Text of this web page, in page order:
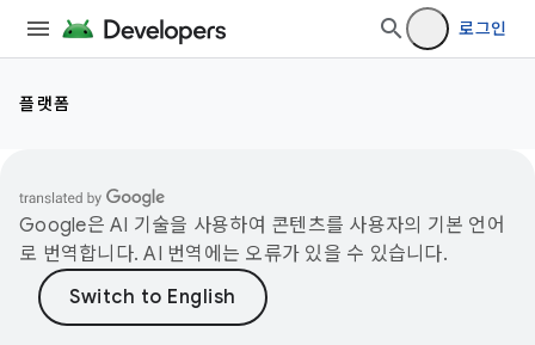
로그인
플랫폼
Google은 AI 기술을 사용하여 콘텐츠를 사용자의 기본 언어
로 번역합니다. AI 번역에는 오류가 있을 수 있습니다.